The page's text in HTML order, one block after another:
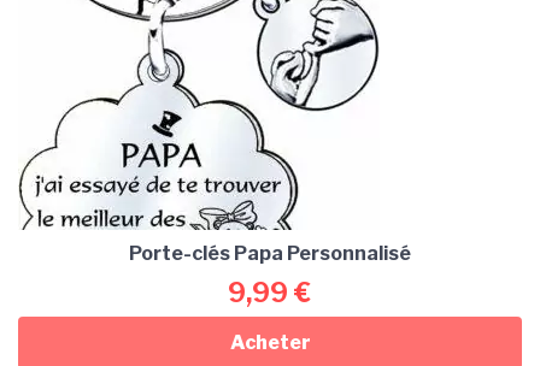
Porte-clés Papa Personnalisé
9,99 €
Acheter